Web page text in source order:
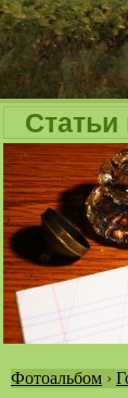
Статьи
Фотоальбом ›